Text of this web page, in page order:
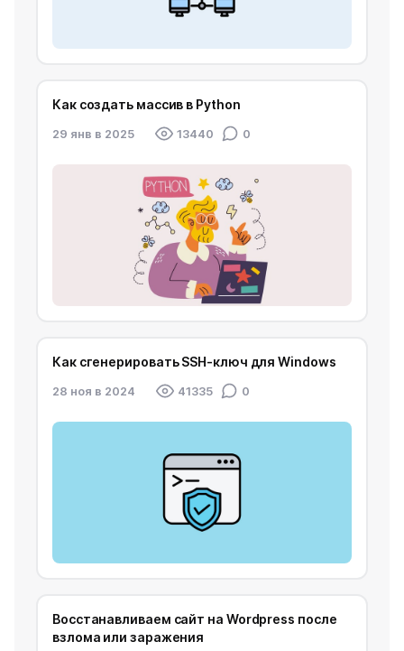
Как создать массив в Python
29 янв в 2025 13440 0
Как сгенерировать SSH-ключ для Windows
28 ноя в 2024 41335 0
Восстанавливаем сайт на Wordpress после
взлома или заражения